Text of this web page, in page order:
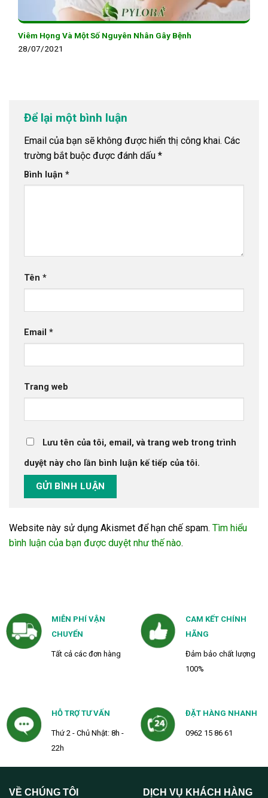
Viêm Họng Và Một Số Nguyên Nhân Gây Bệnh
28/07/2021
Để lại một bình luận
Email của bạn sẽ không được hiển thị công khai. Các
trường bắt buộc được đánh dấu *
Bình luận *
Tên *
Email *
Trang web
Lưu tên của tôi, email, và trang web trong trình
duyệt này cho lần bình luận kế tiếp của tôi.
Website này sử dụng Akismet để hạn chế spam. Tìm hiểu
bình luận của bạn được duyệt như thế nào.
MIỄN PHÍ VẬN
CHUYỂN
Tất cả các đơn hàng
CAM KẾT CHÍNH
HÃNG
Đảm bảo chất lượng
100%
HỖ TRỢ TƯ VẤN
Thứ 2 - Chủ Nhật: 8h -
22h
ĐẶT HÀNG NHANH
0962 15 86 61
VỀ CHÚNG TÔI DỊCH VỤ KHÁCH HÀNG